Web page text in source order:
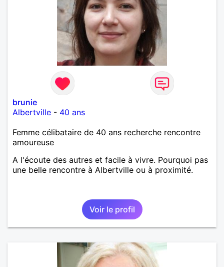
brunie
Albertville - 40 ans
Femme célibataire de 40 ans recherche rencontre
amoureuse
A l'écoute des autres et facile à vivre. Pourquoi pas
une belle rencontre à Albertville ou à proximité.
Voir le profil